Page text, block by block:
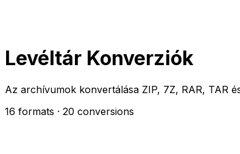
Levéltár Konverziók
Az archívumok konvertálása ZIP, 7Z, RAR, TAR
16 formats · 20 conversions